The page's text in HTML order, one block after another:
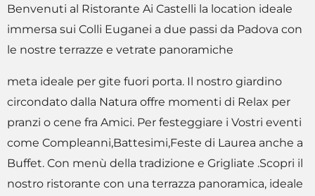
Benvenuti al Ristorante Ai Castelli la location ideale
immersa sui Colli Euganei a due passi da Padova con
le nostre terrazze e vetrate panoramiche
meta ideale per gite fuori porta. Il nostro giardino
circondato dalla Natura offre momenti di Relax per
pranzi o cene fra Amici. Per festeggiare i Vostri eventi
come Compleanni,Battesimi,Feste di Laurea anche a
Buffet. Con menù della tradizione e Grigliate .Scopri il
nostro ristorante con una terrazza panoramica, ideale